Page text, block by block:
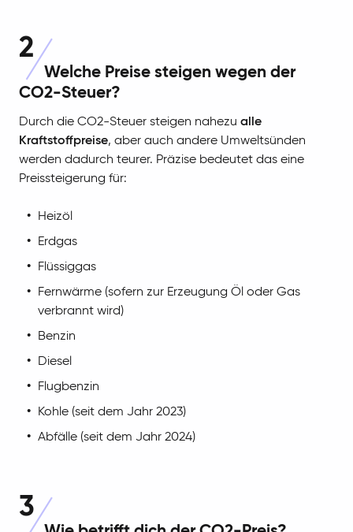
2
Welche Preise steigen wegen der
CO2-Steuer?
Durch die CO2-Steuer steigen nahezu alle
Kraftstoffpreise, aber auch andere Umweltsünden
werden dadurch teurer. Präzise bedeutet das eine
Preissteigerung für:
Heizöl
Erdgas
Flüssiggas
Fernwärme (sofern zur Erzeugung Öl oder Gas
verbrannt wird)
Benzin
Diesel
Flugbenzin
Kohle (seit dem Jahr 2023)
Abfälle (seit dem Jahr 2024)
3